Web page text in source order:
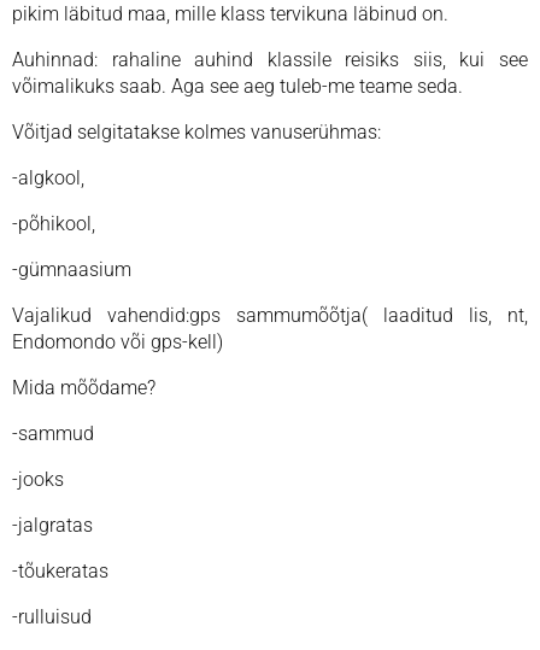
pikim läbitud maa, mille klass tervikuna läbinud on.
Auhinnad: rahaline auhind klassile reisiks siis, kui see
võimalikuks saab. Aga see aeg tuleb-me teame seda.
Võitjad selgitatakse kolmes vanuserühmas:
-algkool,
-põhikool,
-gümnaasium
Vajalikud vahendid:gps sammumõõtja( laaditud lis, nt,
Endomondo või gps-kell)
Mida mõõdame?
-sammud
-jooks
-jalgratas
-tõukeratas
-rulluisud